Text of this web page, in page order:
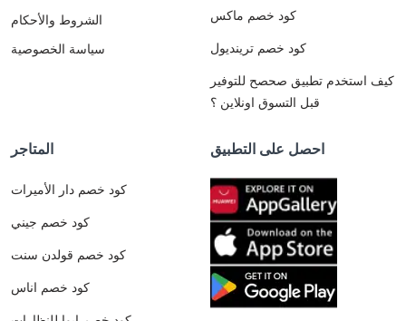
الشروط والأحكام
سياسة الخصوصية
كود خصم ماكس
كود خصم ترينديول
كيف استخدم تطبيق صحصح للتوفير
قبل التسوق اونلاين ؟
المتاجر
كود خصم دار الأميرات
كود خصم جيني
كود خصم قولدن سنت
كود خصم اناس
احصل على التطبيق